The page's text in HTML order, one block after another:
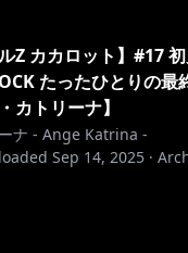
Z カカロット】#17
たったひとりの最
カトリーナ】
ナ - Ange Katrina -
Sep 14, 2025 ·